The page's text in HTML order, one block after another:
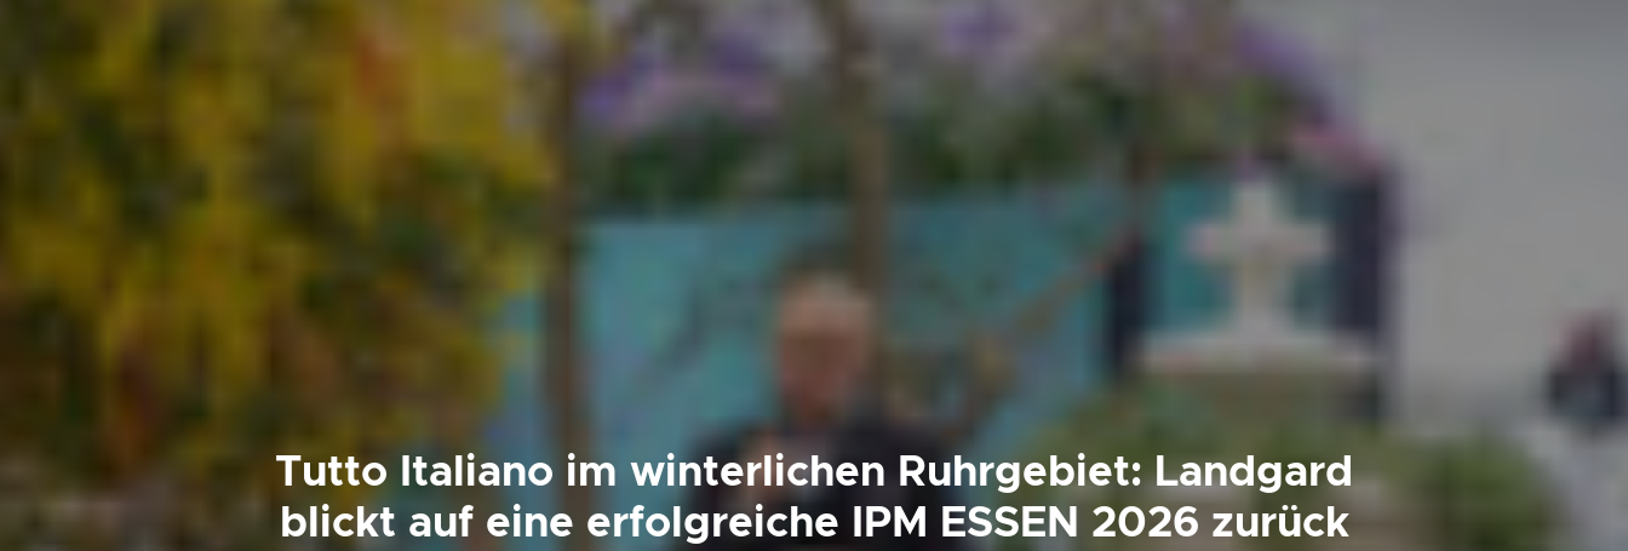
Tutto Italiano im winterlichen Ruhrgebiet: Landgard
blickt auf eine erfolgreiche IPM ESSEN 2026 zurück